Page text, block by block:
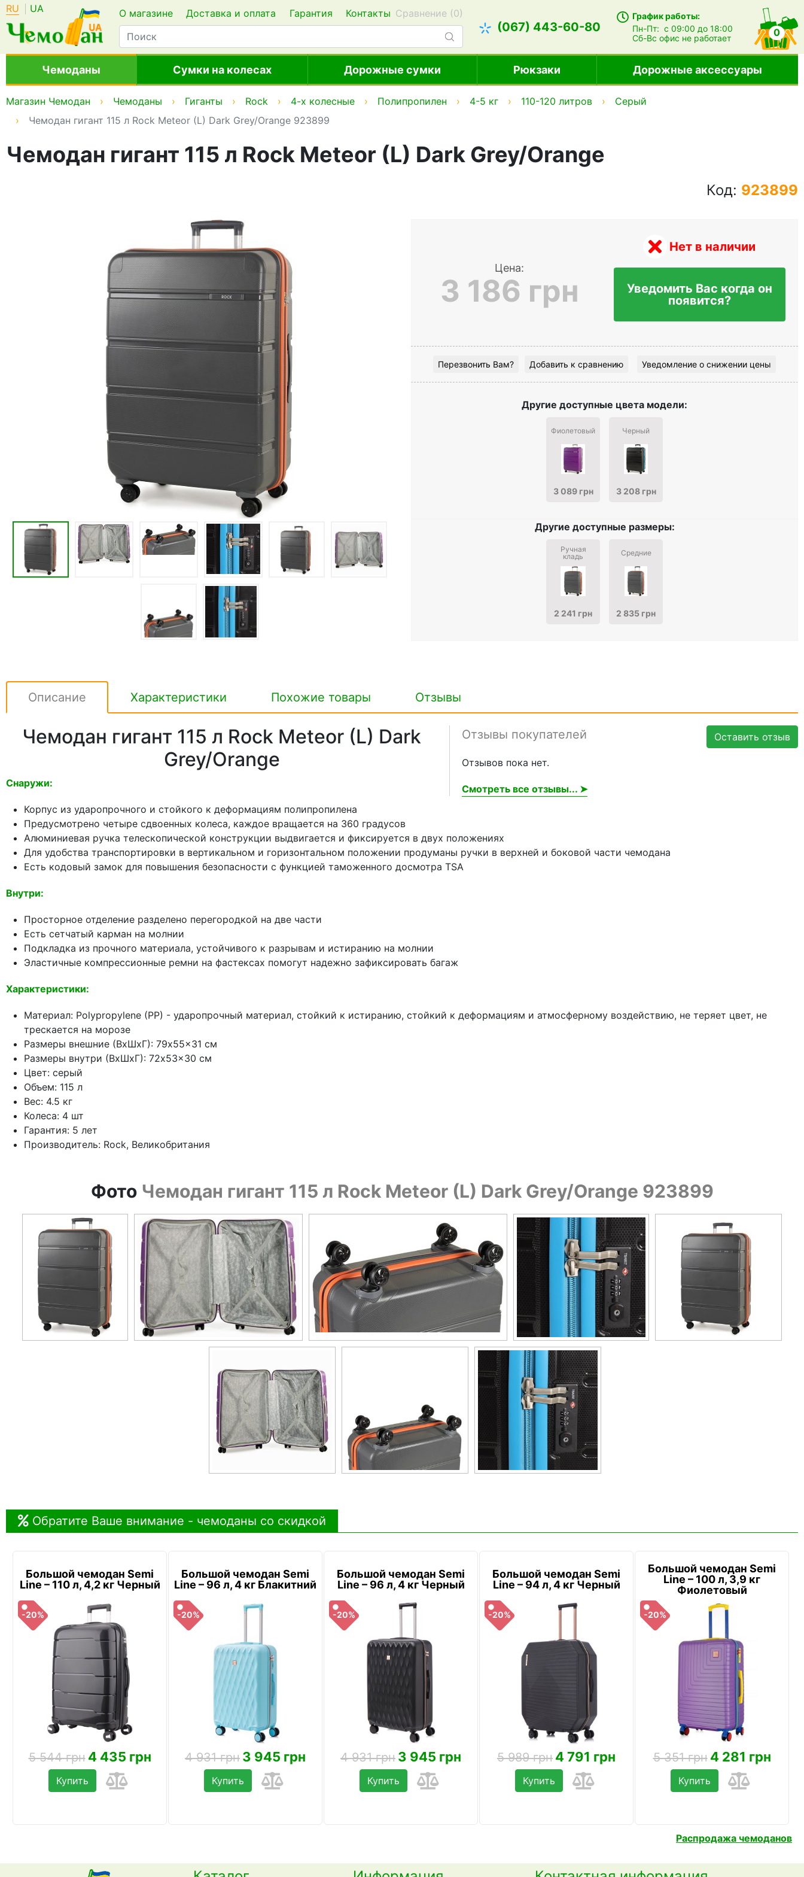
RU UA О магазине Доставка и оплата Гарантия Контакты Сравнение (0)
(067) 443-60-80
График работы:
Пн-Пт:с 09:00 до 18:00
Сб-Всофис не работает 0
Чемоданы Сумки на колесах Дорожные сумки Рюкзаки Дорожные аксессуары
Магазин Чемодан Чемоданы Гиганты Rock 4-х колесные Полипропилен 4-5 кг 110-120 литров
Серый
Чемодан гигант 115 л Rock Meteor (L) Dark Grey/Orange 923899
Чемодан гигант 115 л Rock Meteor (L) Dark Grey/Orange
Код: 923899
Цена:
3 186 грн
Нет в наличии
Уведомить Вас когда он
появится?
Перезвонить Вам? Добавить к сравнению Уведомление о снижении цены
Другие доступные цвета модели:
Фиолетовый
3 089 грн
Черный
3 208 грн
Другие доступные размеры:
Ручная
кладь
2 241 грн
Средние
2 835 грн
Описание Характеристики Похожие товары Отзывы
Оставить отзыв
Отзывы покупателей
Отзывов пока нет.
Смотреть все отзывы... ➤
Чемодан гигант 115 л Rock Meteor (L) Dark
Grey/Orange
Снаружи:
Корпус из ударопрочного и стойкого к деформациям полипропилена
Предусмотрено четыре сдвоенных колеса, каждое вращается на 360 градусов
Алюминиевая ручка телескопической конструкции выдвигается и фиксируется в двух положениях
Для удобства транспортировки в вертикальном и горизонтальном положении продуманы ручки в верхней и боковой части чемодана
Есть кодовый замок для повышения безопасности с функцией таможенного досмотра TSA
Внутри:
Просторное отделение разделено перегородкой на две части
Есть сетчатый карман на молнии
Подкладка из прочного материала, устойчивого к разрывам и истиранию на молнии
Эластичные компрессионные ремни на фастексах помогут надежно зафиксировать багаж
Характеристики:
Материал: Polypropylene (PP) - ударопрочный материал, стойкий к истиранию, стойкий к деформациям и атмосферному воздействию, не теряет цвет, не
трескается на морозе
Размеры внешние (ВхШхГ): 79x55x31 см
Размеры внутри (ВхШхГ): 72x53x30 см
Цвет: серый
Объем: 115 л
Вес: 4.5 кг
Колеса: 4 шт
Гарантия: 5 лет
Производитель: Rock, Великобритания
Фото Чемодан гигант 115 л Rock Meteor (L) Dark Grey/Orange 923899
Обратите Ваше внимание - чемоданы со скидкой
Большой чемодан Semi
Line – 110 л, 4,2 кг Черный
-20%
5 544 грн 4 435 грн
Купить
Большой чемодан Semi
Line – 96 л, 4 кг Блакитний
-20%
4 931 грн 3 945 грн
Купить
Большой чемодан Semi
Line – 96 л, 4 кг Черный
-20%
4 931 грн 3 945 грн
Купить
Большой чемодан Semi
Line – 94 л, 4 кг Черный
-20%
5 989 грн 4 791 грн
Купить
Большой чемодан Semi
Line – 100 л, 3,9 кг
Фиолетовый
-20%
5 351 грн 4 281 грн
Купить
Распродажа чемоданов